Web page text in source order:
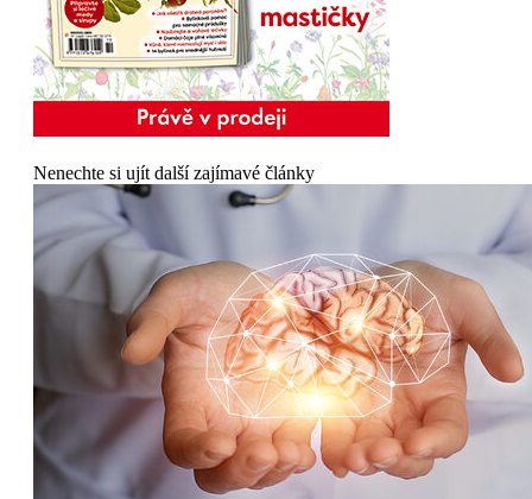
Nenechte si ujít další zajímavé články